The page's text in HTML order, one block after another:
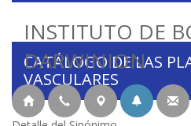
INSTITUTO DE
DARWINION
CATÁLOGO DE LAS
VASCULARES